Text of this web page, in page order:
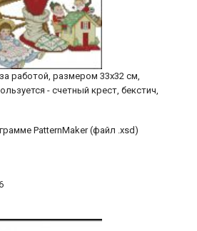
работой, размером 33х32 см,
- счетный крест, бекстич,
PatternMaker (файл .xsd)